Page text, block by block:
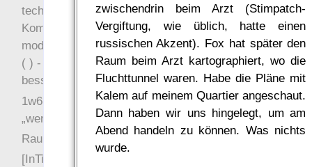
zwischendrin beim Arzt (Stimpatch-
Vergiftung, wie üblich, hatte einen
russischen Akzent). Fox hat später den
Raum beim Arzt kartographiert, wo die
Fluchttunnel waren. Habe die Pläne mit
Kalem auf meinem Quartier angeschaut.
Dann haben wir uns hingelegt, um am
Abend handeln zu können. Was nichts
wurde.
technisches:
Kommentare sind jetzt
moderiert (zu viel Spam :
( ) - habt ihr Tipps für
bessere Alternativen?
1w6-regeln v2.5.3 –
„weniger wird mehr“
RaumZeit
[InTime] Der Flug vor